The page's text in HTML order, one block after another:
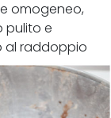
omogeneo,
pulito e
al raddoppio